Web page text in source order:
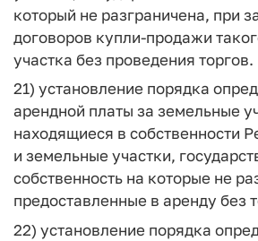
который не разграничена, при
договоров купли-продажи
участка без проведения торгов.
21) установление порядка
арендной платы за земельные
находящиеся в собственности
и земельные участки,
собственность на которые не
предоставленные в аренду без
22) установление порядка